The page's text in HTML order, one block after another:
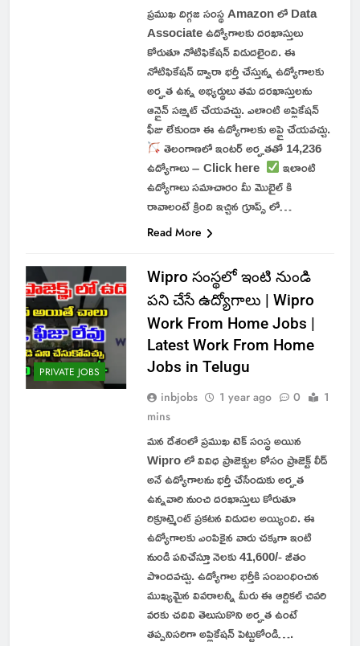
ప్రముఖ దిగ్గజ సంస్థ Amazon లో Data
Associate ఉద్యోగాలకు దరఖాస్తులు
కోరుతూ నోటిఫికేషన్ విడుదలైంది. ఈ
నోటిఫికేషన్ ద్వారా భర్తీ చేస్తున్న ఉద్యోగాలకు
అర్హత ఉన్న అభ్యర్థులు తమ దరఖాస్తులను
ఆన్లైన్ సబ్మిట్ చేయవచ్చు. ఎలాంటి అప్లికేషన్
ఫీజు లేకుండా ఈ ఉద్యోగాలకు అప్లై చేయవచ్చు.
తెలంగాణలో ఇంటర్ అర్హతతో 14,236
ఉద్యోగాలు – Click here
ఇలాంటి
ఉద్యోగాలు సమాచారం మీ మొబైల్ కి
రావాలంటే క్రింది ఇచ్చిన గ్రూప్స్ లో…
Read More
PRIVATE JOBS
Wipro సంస్థలో ఇంటి నుండి
పని చేసే ఉద్యోగాలు | Wipro
Work From Home Jobs |
Latest Work From Home
Jobs in Telugu
inbjobs 1 year ago 0
1
mins
మన దేశంలో ప్రముఖ టెక్ సంస్థ అయిన
Wipro లో వివిధ ప్రాజెక్టుల కోసం ప్రాజెక్ట్ లీడ్
అనే ఉద్యోగాలను భర్తీ చేసేందుకు అర్హత
ఉన్నవారి నుంచి దరఖాస్తులు కోరుతూ
రిక్రూట్మెంట్ ప్రకటన విడుదల అయ్యింది. ఈ
ఉద్యోగాలకు ఎంపికైన వారు చక్కగా ఇంటి
నుండి పనిచేస్తూ నెలకు 41,600/- జీతం
పొందవచ్చు. ఉద్యోగాల భర్తీకి సంబంధించిన
ముఖ్యమైన వివరాలన్నీ మీరు ఈ ఆర్టికల్ చివరి
వరకు చదివి తెలుసుకొని అర్హత ఉంటే
తప్పనిసరిగా అప్లికేషన్ పెట్టుకోండి….